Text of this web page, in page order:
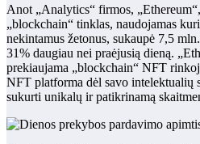
Anot „Analytics“ firmos,
„blockchain“ tinklas, naudojamas
nekintamus žetonus, sukaupė 7,5
31% daugiau nei praėjusią dieną.
prekiaujama „blockchain“ NFT
NFT platforma dėl savo intelektualių
sukurti unikalų ir patikrinamą